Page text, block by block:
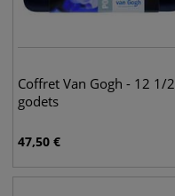
Coffret Van Gogh - 12 1/2
godets
47,50 €